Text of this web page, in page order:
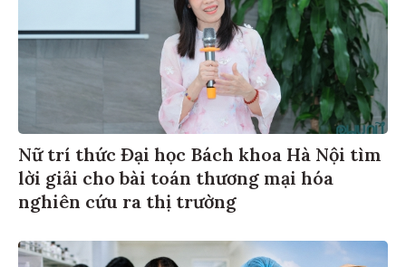
Nữ trí thức Đại học Bách khoa Hà Nội tìm
lời giải cho bài toán thương mại hóa
nghiên cứu ra thị trường